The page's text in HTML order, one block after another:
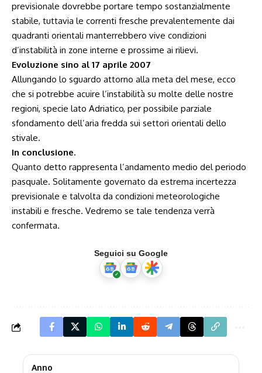
previsionale dovrebbe portare tempo sostanzialmente
stabile, tuttavia le correnti fresche prevalentemente dai
quadranti orientali manterrebbero vive condizioni
d’instabilità in zone interne e prossime ai rilievi.
Evoluzione sino al 17 aprile 2007
Allungando lo sguardo attorno alla meta del mese, ecco
che si potrebbe acuire l’instabilità su molte delle nostre
regioni, specie lato Adriatico, per possibile parziale
sfondamento dell’aria fredda sui settori orientali dello
stivale.
In conclusione.
Quanto detto rappresenta l’andamento medio del periodo
pasquale. Solitamente governato da estrema incertezza
previsionale e talvolta da condizioni meteorologiche
instabili e fresche. Vedremo se tale tendenza verrà
confermata.
Seguici su Google
Anno